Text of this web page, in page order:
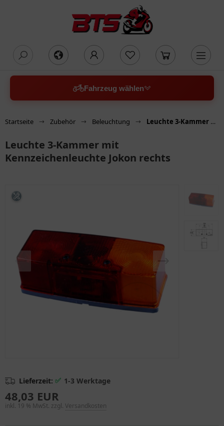
Fahrzeug wählen
Startseite Zubehör Beleuchtung Leuchte 3-Kammer mit Kennzeichenleuchte Jokon rechts
Leuchte 3-Kammer mit
Kennzeichenleuchte Jokon rechts
Lieferzeit: ✅ 1-3 Werktage
48,03 EUR
inkl. 19 % MwSt. zzgl. Versandkosten